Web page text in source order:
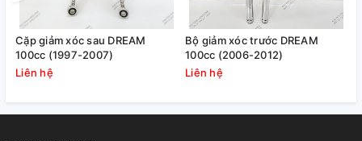
Cặp giảm xóc sau DREAM
100cc (1997-2007)
Liên hệ
Bộ giảm xóc trước DREAM
100cc (2006-2012)
Liên hệ